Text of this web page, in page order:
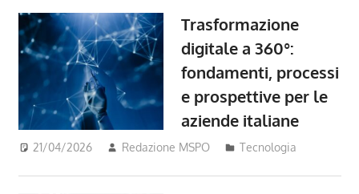
Trasformazione
digitale a 360°:
fondamenti, processi
e prospettive per le
aziende italiane
21/04/2026 Redazione MSPO Tecnologia